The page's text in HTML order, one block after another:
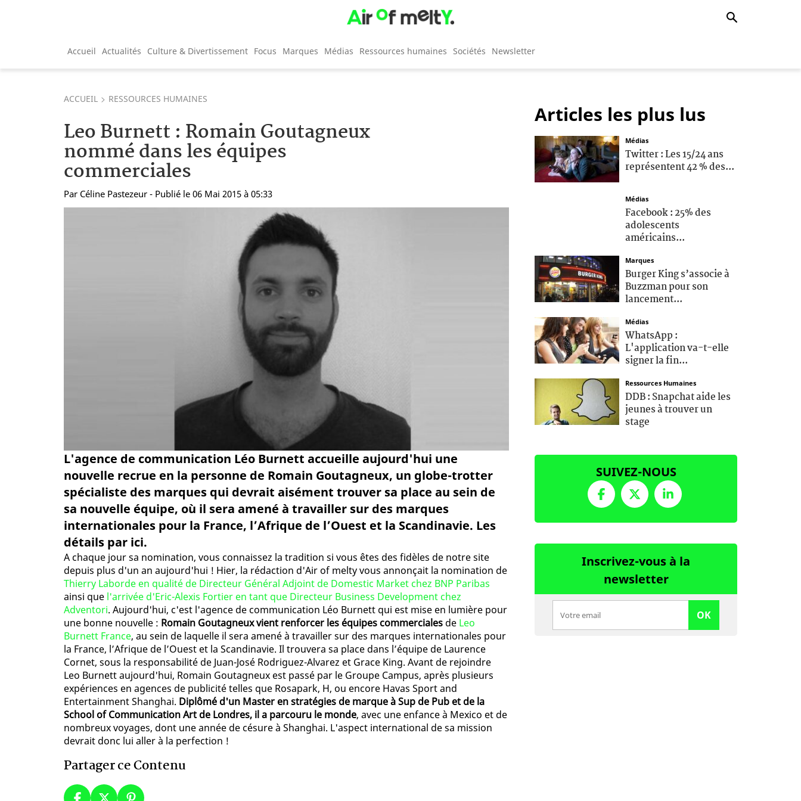
Accueil Actualités Culture & Divertissement Focus Marques Médias Ressources humaines Sociétés Newsletter
ACCUEIL RESSOURCES HUMAINES
Leo Burnett : Romain Goutagneux
nommé dans les équipes
commerciales
Par Céline Pastezeur - Publié le 06 Mai 2015 à 05:33
L'agence de communication Léo Burnett accueille aujourd'hui une
nouvelle recrue en la personne de Romain Goutagneux, un globe-trotter
spécialiste des marques qui devrait aisément trouver sa place au sein de
sa nouvelle équipe, où il sera amené à travailler sur des marques
internationales pour la France, l’Afrique de l’Ouest et la Scandinavie. Les
détails par ici.
A chaque jour sa nomination, vous connaissez la tradition si vous êtes des fidèles de notre site
depuis plus d'un an aujourd'hui ! Hier, la rédaction d'Air of melty vous annonçait la nomination de
Thierry Laborde en qualité de Directeur Général Adjoint de Domestic Market chez BNP Paribas
ainsi que l'arrivée d'Eric-Alexis Fortier en tant que Directeur Business Development chez
Adventori. Aujourd'hui, c'est l'agence de communication Léo Burnett qui est mise en lumière pour
une bonne nouvelle : Romain Goutagneux vient renforcer les équipes commerciales de Leo
Burnett France, au sein de laquelle il sera amené à travailler sur des marques internationales pour
la France, l’Afrique de l’Ouest et la Scandinavie. Il trouvera sa place dans l’équipe de Laurence
Cornet, sous la responsabilité de Juan-José Rodriguez-Alvarez et Grace King. Avant de rejoindre
Leo Burnett aujourd'hui, Romain Goutagneux est passé par le Groupe Campus, après plusieurs
expériences en agences de publicité telles que Rosapark, H, ou encore Havas Sport and
Entertainment Shanghai. Diplômé d'un Master en stratégies de marque à Sup de Pub et de la
School of Communication Art de Londres, il a parcouru le monde, avec une enfance à Mexico et de
nombreux voyages, dont une année de césure à Shanghai. L'aspect international de sa mission
devrait donc lui aller à la perfection !
Partager ce Contenu
Articles les plus lus
Médias
Twitter : Les 15/24 ans
représentent 42 % des...
Médias
Facebook : 25% des
adolescents
américains...
Marques
Burger King s’associe à
Buzzman pour son
lancement...
Médias
WhatsApp :
L'application va-t-elle
signer la fin...
Ressources Humaines
DDB : Snapchat aide les
jeunes à trouver un
stage
SUIVEZ-NOUS
Inscrivez-vous à la
newsletter
OK